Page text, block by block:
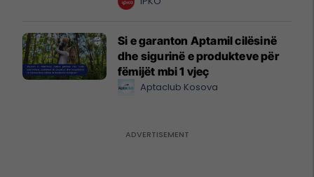
Si e garanton Aptamil cilësinë
dhe sigurinë e produkteve për
fëmijët mbi 1 vjeç
Aptaclub Kosova